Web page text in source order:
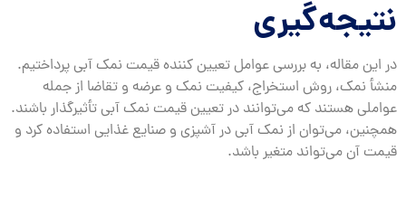
نتیجه‌گیری
در این مقاله، به بررسی عوامل تعیین کننده قیمت نمک آبی پرداختیم.
منشأ نمک، روش استخراج، کیفیت نمک و عرضه و تقاضا از جمله
عواملی هستند که می‌توانند در تعیین قیمت نمک آبی تأثیرگذار باشند.
همچنین، می‌توان از نمک آبی در آشپزی و صنایع غذایی استفاده کرد و
قیمت آن می‌تواند متغیر باشد.